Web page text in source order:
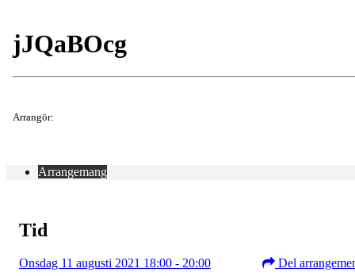
jJQaBOcg
Arrangör:
Arrangemang
Tid
Onsdag 11 augusti 2021 18:00 - 20:00 Del